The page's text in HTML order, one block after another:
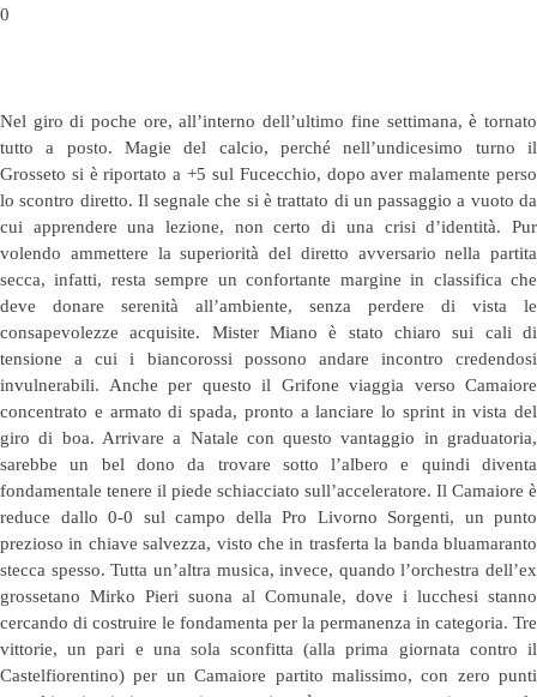
0
Nel giro di poche ore, all’interno dell’ultimo fine settimana, è tornato
tutto a posto. Magie del calcio, perché nell’undicesimo turno il
Grosseto si è riportato a +5 sul Fucecchio, dopo aver malamente perso
lo scontro diretto. Il segnale che si è trattato di un passaggio a vuoto da
cui apprendere una lezione, non certo di una crisi d’identità. Pur
volendo ammettere la superiorità del diretto avversario nella partita
secca, infatti, resta sempre un confortante margine in classifica che
deve donare serenità all’ambiente, senza perdere di vista le
consapevolezze acquisite. Mister Miano è stato chiaro sui cali di
tensione a cui i biancorossi possono andare incontro credendosi
invulnerabili. Anche per questo il Grifone viaggia verso Camaiore
concentrato e armato di spada, pronto a lanciare lo sprint in vista del
giro di boa. Arrivare a Natale con questo vantaggio in graduatoria,
sarebbe un bel dono da trovare sotto l’albero e quindi diventa
fondamentale tenere il piede schiacciato sull’acceleratore. Il Camaiore è
reduce dallo 0-0 sul campo della Pro Livorno Sorgenti, un punto
prezioso in chiave salvezza, visto che in trasferta la banda bluamaranto
stecca spesso. Tutta un’altra musica, invece, quando l’orchestra dell’ex
grossetano Mirko Pieri suona al Comunale, dove i lucchesi stanno
cercando di costruire le fondamenta per la permanenza in categoria. Tre
vittorie, un pari e una sola sconfitta (alla prima giornata contro il
Castelfiorentino) per un Camaiore partito malissimo, con zero punti